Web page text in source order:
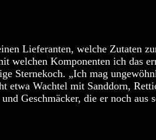
Lieferanten, welche Zutaten
welchen Komponenten ich das
Sternekoch. „Ich mag
etwa Wachtel mit Sanddorn,
Geschmäcker, die er noch aus